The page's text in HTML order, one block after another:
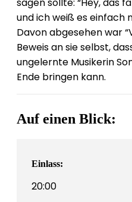
sagen sollte: “Hey, das
und ich weiß es einfach
Davon abgesehen war
Beweis an sie selbst,
ungelernte Musikerin
Ende bringen kann.
Auf einen Blick:
Einlass:
20:00